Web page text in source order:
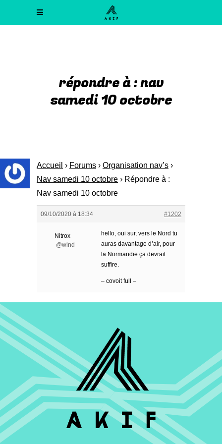
répondre à : nav
samedi 10 octobre
Accueil › Forums › Organisation nav’s ›
Nav samedi 10 octobre › Répondre à :
Nav samedi 10 octobre
09/10/2020 à 18:34 #1202
Nitrox
@wind
hello, oui sur, vers le Nord tu
auras davantage d’air, pour
la Normandie ça devrait
suffire.
– covoit full –